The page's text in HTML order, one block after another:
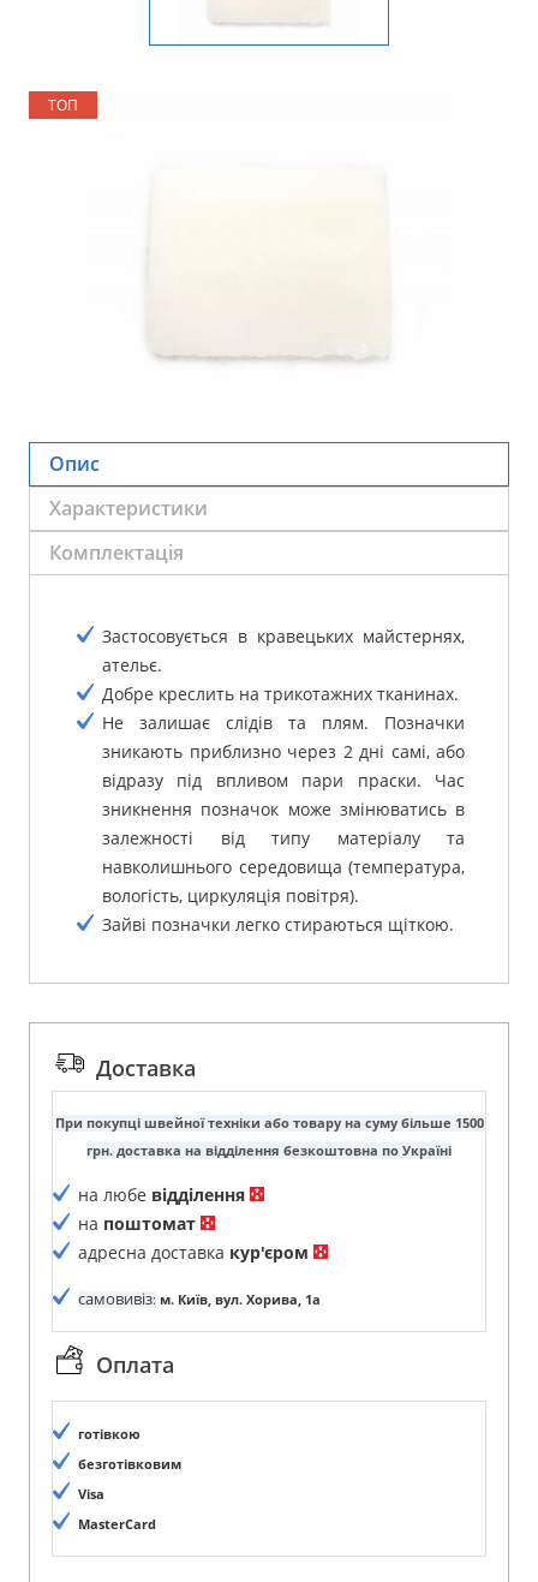
ТОП
Опис
Характеристики
Комплектація
Застосовується в кравецьких майстернях,
ательє.
Добре креслить на трикотажних тканинах.
Не залишає слідів та плям. Позначки
зникають приблизно через 2 дні самі, або
відразу під впливом пари праски.
Час
зникнення позначок може змінюватись в
залежності від типу матеріалу та
навколишнього середовища (температура,
вологість, циркуляція повітря).
Зайві позначки легко стираються щіткою.
Доставка
При покупці швейної техніки або товару на суму більше 1500
грн. доставка на відділення безкоштовна по Україні
на любе відділення
на поштомат
адресна доставка кур'єром
самовивіз: м. Київ, вул. Хорива, 1а
Оплата
готівкою
безготівковим
Visa
MasterCard